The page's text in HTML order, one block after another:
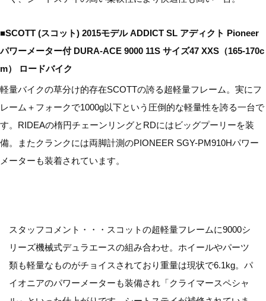
■SCOTT (スコット) 2015モデル ADDICT SL アディクト Pioneer
パワーメーター付 DURA-ACE 9000 11S サイズ47 XXS（165-170c
m） ロードバイク
軽量バイクの草分け的存在SCOTTの誇る超軽量フレーム。実にフ
レーム＋フォークで1000g以下という圧倒的な軽量性を誇る一台で
す。RIDEAの楕円チェーンリングとRDにはビッグプーリーを装
備。またクランクには両脚計測のPIONEER SGY-PM910Hパワー
メーターも装着されています。
スタッフコメント・・・スコットの超軽量フレームに9000シ
リーズ機械式デュラエースの組み合わせ。ホイールやパーツ
類も軽量なものがチョイスされており重量は現状で6.1kg。パ
イオニアのパワーメーターも装備され「クライマースペシャ